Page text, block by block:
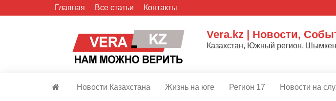
Главная Все статьи Контакты
Vera.kz | Новости,
Казахстан, Южный регион,
Новости Казахстана Жизнь на юге Регион 17 Новости на